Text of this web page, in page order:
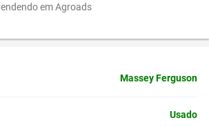
em Agroads
Massey Ferguson
Usado